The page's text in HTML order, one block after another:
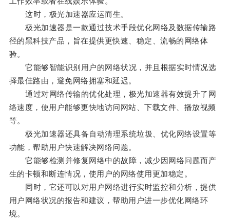
这时，极光加速器应运而生。
极光加速器是一款通过技术手段优化网络及数据传输路
径的黑科技产品，旨在提供更快速、稳定、流畅的网络体
验。
它能够智能识别用户的网络状况，并且根据实时情况选
择最佳路由，避免网络拥塞和延迟。
通过对网络传输的优化处理，极光加速器有效提升了网
络速度，使用户能够更快地访问网站、下载文件、播放视频
等。
极光加速器还具备自动清理系统垃圾、优化网络设置等
功能，帮助用户快速解决网络问题。
它能够检测并修复网络中的故障，减少因网络问题而产
生的卡顿和断连情况，使用户的网络使用更加稳定。
同时，它还可以对用户网络进行实时监控和分析，提供
用户网络状况的报告和建议，帮助用户进一步优化网络环
境。